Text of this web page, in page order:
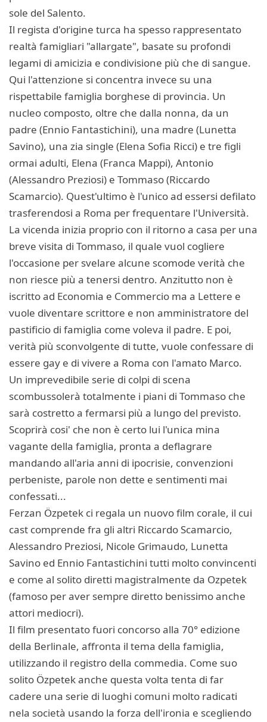
sole del Salento.
Il regista d'origine turca ha spesso rappresentato
realtà famigliari "allargate", basate su profondi
legami di amicizia e condivisione più che di sangue.
Qui l'attenzione si concentra invece su una
rispettabile famiglia borghese di provincia. Un
nucleo composto, oltre che dalla nonna, da un
padre (Ennio Fantastichini), una madre (Lunetta
Savino), una zia single (Elena Sofia Ricci) e tre figli
ormai adulti, Elena (Franca Mappi), Antonio
(Alessandro Preziosi) e Tommaso (Riccardo
Scamarcio). Quest'ultimo è l'unico ad essersi defilato
trasferendosi a Roma per frequentare l'Università.
La vicenda inizia proprio con il ritorno a casa per una
breve visita di Tommaso, il quale vuol cogliere
l'occasione per svelare alcune scomode verità che
non riesce più a tenersi dentro. Anzitutto non è
iscritto ad Economia e Commercio ma a Lettere e
vuole diventare scrittore e non amministratore del
pastificio di famiglia come voleva il padre. E poi,
verità più sconvolgente di tutte, vuole confessare di
essere gay e di vivere a Roma con l'amato Marco.
Un imprevedibile serie di colpi di scena
scombussolerà totalmente i piani di Tommaso che
sarà costretto a fermarsi più a lungo del previsto.
Scoprirà cosi' che non è certo lui l'unica mina
vagante della famiglia, pronta a deflagrare
mandando all'aria anni di ipocrisie, convenzioni
perbeniste, parole non dette e sentimenti mai
confessati...
Ferzan Özpetek ci regala un nuovo film corale, il cui
cast comprende fra gli altri Riccardo Scamarcio,
Alessandro Preziosi, Nicole Grimaudo, Lunetta
Savino ed Ennio Fantastichini tutti molto convincenti
e come al solito diretti magistralmente da Ozpetek
(famoso per aver sempre diretto benissimo anche
attori mediocri).
Il film presentato fuori concorso alla 70° edizione
della Berlinale, affronta il tema della famiglia,
utilizzando il registro della commedia. Come suo
solito Özpetek anche questa volta tenta di far
cadere una serie di luoghi comuni molto radicati
nela società usando la forza dell'ironia e scegliendo